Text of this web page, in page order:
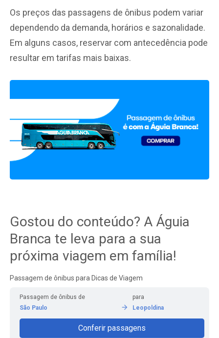
Os preços das passagens de ônibus podem variar
dependendo da demanda, horários e sazonalidade.
Em alguns casos, reservar com antecedência pode
resultar em tarifas mais baixas.
Gostou do conteúdo? A Águia
Branca te leva para a sua
próxima viagem em família!
Passagem de ônibus para Dicas de Viagem
Passagem de ônibus de
São Paulo
para
Leopoldina
Conferir passagens